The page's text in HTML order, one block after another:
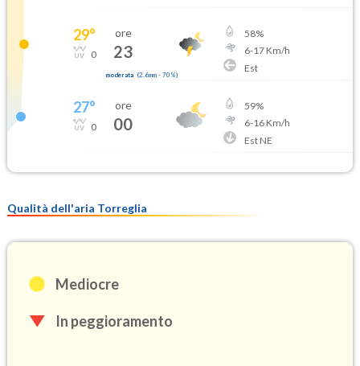
29°
0
ore
23
moderata (2.6mm- 70 %)
58%
6-17Km/h
Est
27°
0
ore
00
59%
6-16Km/h
Est NE
Qualità dell'aria Torreglia
Mediocre
In peggioramento